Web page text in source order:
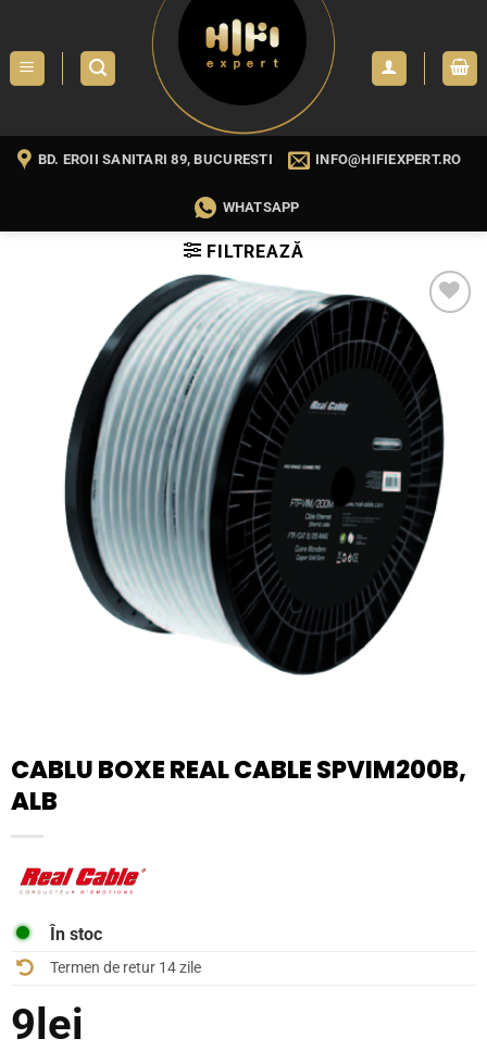
content
BD. EROII SANITARI 89, BUCURESTI INFO@HIFIEXPERT.RO
WHATSAPP
FILTREAZĂ
WISHLIST
CABLU BOXE REAL CABLE SPVIM200B,
ALB
În stoc
Termen de retur 14 zile
9 lei